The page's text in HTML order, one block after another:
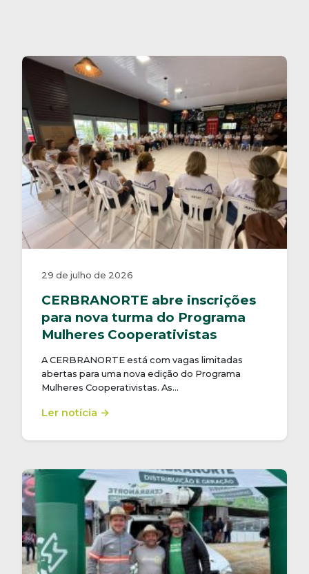
29 de julho de 2026
CERBRANORTE abre inscrições
para nova turma do Programa
Mulheres Cooperativistas
A CERBRANORTE está com vagas limitadas
abertas para uma nova edição do Programa
Mulheres Cooperativistas. As…
Ler notícia →